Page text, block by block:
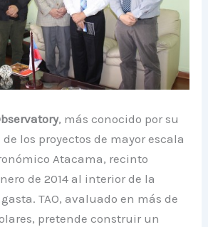
, más conocido por su
de los proyectos de mayor escala
Atacama, recinto
de 2014 al interior de la
TAO, avaluado en más de
pretende construir un